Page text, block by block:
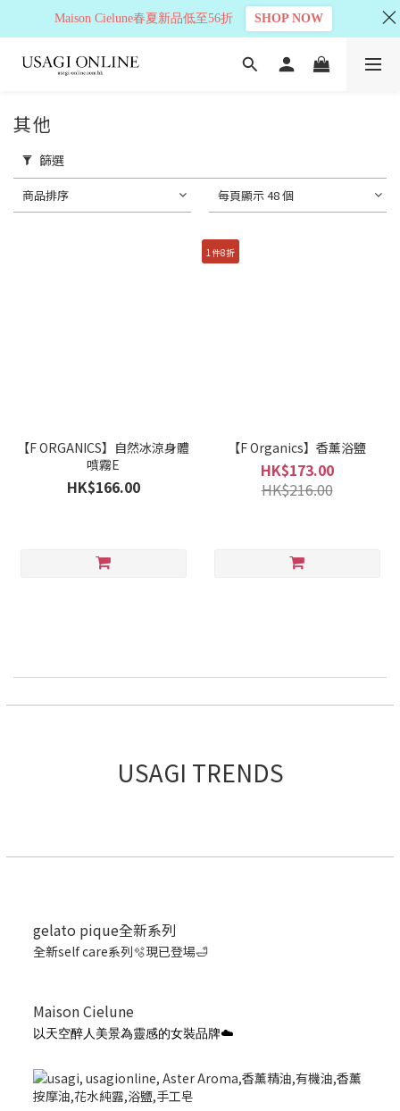
其他
篩選
商品排序 每頁顯示 48 個
【F ORGANICS】自然冰涼身體
噴霧E
HK$166.00
1件8折
【F Organics】香薰浴鹽
HK$173.00
HK$216.00
USAGI TRENDS
gelato pique全新系列
全新self care系列🫧現已登場🛁
Maison Cielune
以天空醉人美景為靈感的女裝品牌☁️
Maison Cielune春夏新品低至56折 SHOP NOW